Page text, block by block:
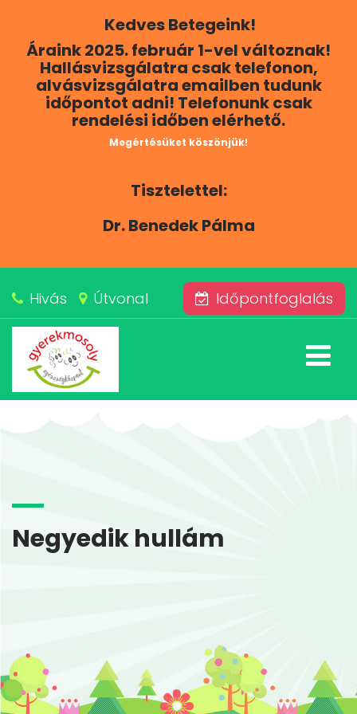
Kedves Betegeink!
Áraink 2025. február 1-vel változnak!
Hallásvizsgálatra csak telefonon,
alvásvizsgálatra emailben tudunk
időpontot adni! Telefonunk csak
rendelési időben elérhető.
Megértésüket köszönjük!
Tisztelettel:
Dr. Benedek Pálma
Hivás Útvonal Időpontfoglalás
Negyedik hullám
RÓLUNK
KAPCSOLAT
SZOLGÁLTATÁSAINK